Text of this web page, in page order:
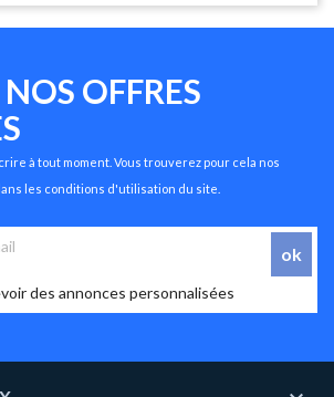
OFFRES
à tout moment. Vous trouverez pour cela nos
les conditions d'utilisation du site.
des annonces personnalisées